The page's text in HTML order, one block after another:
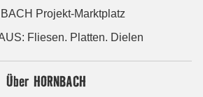
Projekt-Marktplatz
Fliesen. Platten. Dielen
Über HORNBACH